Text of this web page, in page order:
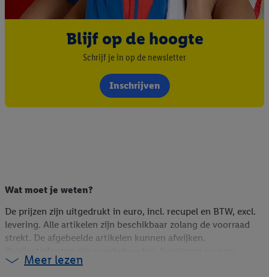
Blijf op de hoogte
Schrijf je in op de newsletter
Inschrijven
Wat moet je weten?
De prijzen zijn uitgedrukt in euro, incl. recupel en BTW, excl.
levering. Alle artikelen zijn beschikbaar zolang de voorraad
strekt. De afgebeelde artikelen kunnen afwijken.
foodartikelen zijn berekend op de webshopprijs (indien online
Meer lezen